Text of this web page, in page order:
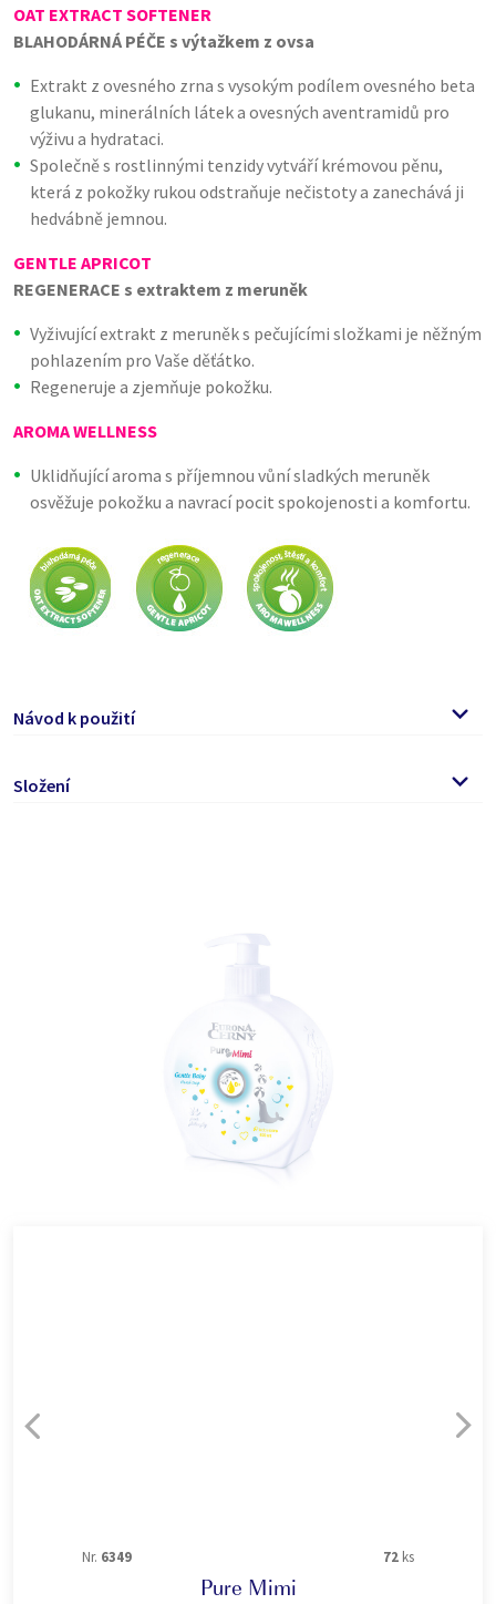
OAT EXTRACT SOFTENER
BLAHODÁRNÁ PÉČE s výtažkem z ovsa
Extrakt z ovesného zrna s vysokým podílem ovesného beta
glukanu, minerálních látek a ovesných aventramidů pro
výživu a hydrataci.
Společně s rostlinnými tenzidy vytváří krémovou pěnu,
která z pokožky rukou odstraňuje nečistoty a zanechává ji
hedvábně jemnou.
GENTLE APRICOT
REGENERACE s extraktem z meruněk
Vyživující extrakt z meruněk s pečujícími složkami je něžným
pohlazením pro Vaše děťátko.
Regeneruje a zjemňuje pokožku.
AROMA WELLNESS
Uklidňující aroma s příjemnou vůní sladkých meruněk
osvěžuje pokožku a navrací pocit spokojenosti a komfortu.
Návod k použití
masáží vytvořte pěnu.
Složení
Tocopherol, Benzyl Alcohol, Ethylhexylglycerin, Xanthan
Gum, Citric Acid, Lactic Acid, Sorbic Acid, Potassium Sorbate,
Nr. 6349 72 ks
Pure Mimi